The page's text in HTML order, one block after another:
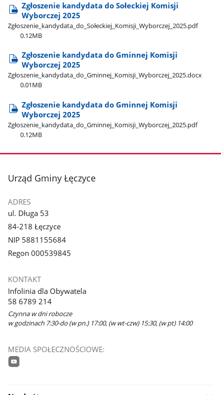
Zgłoszenie kandydata do Sołeckiej Komisji
Wyborczej 2025
Zgłoszenie​_kandydata​_do​_Sołeckiej​_Komisji​_Wyborczej​_2025.pdf
0.12MB
Zgłoszenie kandydata do Gminnej Komisji
Wyborczej 2025
Zgłoszenie​_kandydata​_do​_Gminnej​_Komisji​_Wyborczej​_2025.docx
0.01MB
Zgłoszenie kandydata do Gminnej Komisji
Wyborczej 2025
Zgłoszenie​_kandydata​_do​_Gminnej​_Komisji​_Wyborczej​_2025.pdf
0.12MB
stopka
Urząd Gminy Łęczyce
ADRES
ul. Długa 53
84-218 Łęczyce
NIP 5881155684
Regon 000539845
KONTAKT
Infolinia dla Obywatela
58 6789 214
Czynna w dni robocze
w godzinach 7:30-do (w pn.) 17:00, (w wt-czw) 15:30, (w pt) 14:00
MEDIA SPOŁECZNOŚCIOWE: